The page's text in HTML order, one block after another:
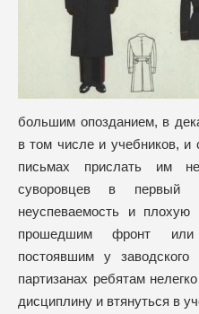
большим опозданием, в
в том числе и учебников,
письмах прислать им
суворовцев в первый
неуспеваемость и
прошедшим фронт или
постоявшим у
партизанах ребятам
дисциплину и втянуться в